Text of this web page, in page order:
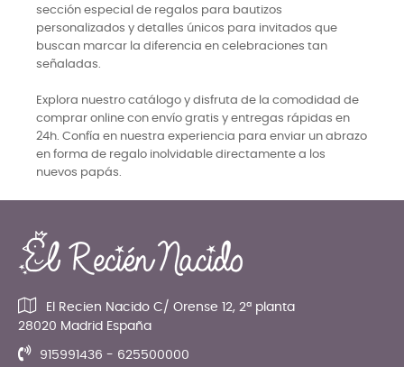
sección especial de regalos para bautizos
personalizados y detalles únicos para invitados que
buscan marcar la diferencia en celebraciones tan
señaladas.
Explora nuestro catálogo y disfruta de la comodidad de
comprar online con envío gratis y entregas rápidas en
24h. Confía en nuestra experiencia para enviar un abrazo
en forma de regalo inolvidable directamente a los
nuevos papás.
El Recien Nacido C/ Orense 12, 2ª planta
28020 Madrid España
915991436 - 625500000